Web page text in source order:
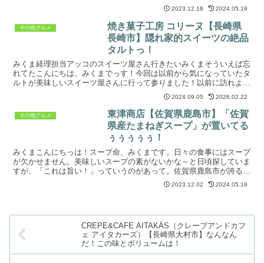
店さんに行って参りました！訪店は2023年10月...2023.12.18 2024.05.19
その他グルメ
焼き菓子工房 コリーヌ【長崎県
長崎市】隠れ家的スイーツの絶品
タルトっ！
みくま経理担当アッコのスイーツ屋さん行きたいみくまそういえば忘
れてたこんにちは、みくまでっす！今回は以前から気になっていたタ
ルトが美味しいスイーツ屋さんに行って参りました！以前に訪れよう
と思った時は経理担当の人の体調もあり行けず...という...
2024.09.05 2026.02.22
その他グルメ
東津商店【佐賀県鹿島市】「佐賀
県産たまねぎスープ」が置いてる
ぅぅぅぅぅ！
みくまこんにちっは！スープ命、みくまです。日々の食事にはスープ
が欠かせません。美味しいスープの素がないかな～と日頃探していま
すが、「これは旨い！」っていうのがあって。佐賀県鹿島市が誇るス
ープ！それが、佐賀県鹿島市にある東津商店さんが出されて...
2023.12.02 2024.05.19
CREPE&CAFE AITAKÂS（クレープアンドカフ
ェ アイタカーズ）【長崎県大村市】なんなん
だ！この味とボリュームは！